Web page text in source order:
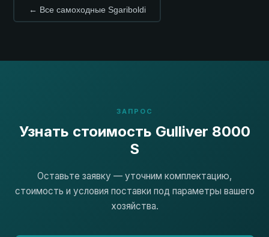
← Все самоходные Sgariboldi
ЗАПРОС
Узнать стоимость Gulliver 8000
S
Оставьте заявку — уточним комплектацию,
стоимость и условия поставки под параметры вашего
хозяйства.